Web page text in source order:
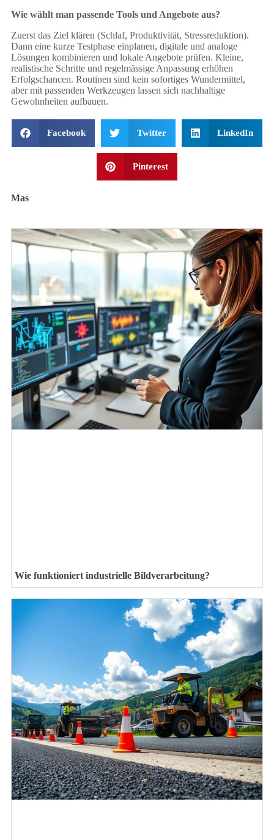
Wie wählt man passende Tools und Angebote aus?
Zuerst das Ziel klären (Schlaf, Produktivität, Stressreduktion).
Dann eine kurze Testphase einplanen, digitale und analoge
Lösungen kombinieren und lokale Angebote prüfen. Kleine,
realistische Schritte und regelmässige Anpassung erhöhen
Erfolgschancen. Routinen sind kein sofortiges Wundermittel,
aber mit passenden Werkzeugen lassen sich nachhaltige
Gewohnheiten aufbauen.
Facebook Twitter LinkedIn
Pinterest
Mas
Wie funktioniert industrielle Bildverarbeitung?